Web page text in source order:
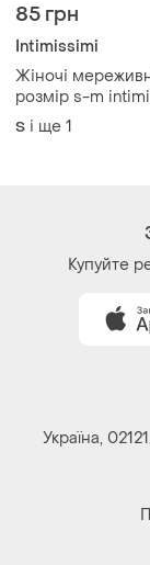
85 грн
Intimissimi
Жіночі
розмір s-m
колекції "let me
S і ще 1
Купуйте
Україна,